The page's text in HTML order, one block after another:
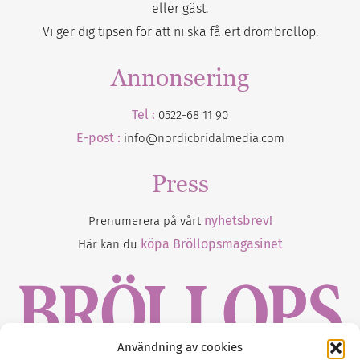
Användning av cookies
eller gäst.
Vi ger dig tipsen för att ni ska få ert drömbröllop.
Annonsering
Tel : 0522-68 11 90
E-post : info@nordicbridalmedia.com
Press
Prenumerera på vårt nyhetsbrev!
Här kan du köpa Bröllopsmagasinet